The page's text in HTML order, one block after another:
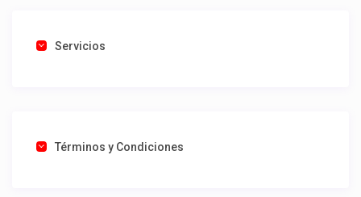
Servicios
Términos y Condiciones